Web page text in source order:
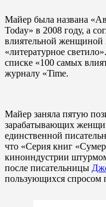
Майер была названа
Today» в 2008 году, а
влиятельной женщиной
«литературное
списке «100 самых
журналу «Time.
Майер заняла пятую
зарабатывающих
единственной
что «Серия книг
киноиндустрии
после писательницы
пользующихся спросом